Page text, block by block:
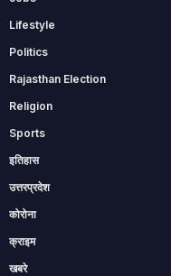
Lifestyle
Politics
Rajasthan Election
Religion
Sports
इतिहास
उत्तरप्रदेश
कोरोना
क्राइम
खबरे